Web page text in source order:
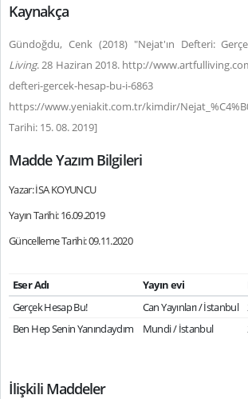
Kaynakça
Gündoğdu, Cenk (2018) "Nejat'ın Defteri:
Living. 28 Haziran 2018. http://
defteri-gercek-hesap-bu-i-6863
https://www.yeniakit.com.tr/kimdir/
Tarihi: 15. 08. 2019]
Madde Yazım Bilgileri
Yazar: İSA KOYUNCU
Yayın Tarihi: 16.09.2019
Güncelleme Tarihi: 09.11.2020
Eser Adı Yayın evi
Gerçek Hesap Bu!
Can Yayınları / İstanbul
Ben Hep Senin Yanındaydım
Mundi / İstanbul
İlişkili Maddeler